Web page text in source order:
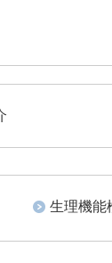
生理機能